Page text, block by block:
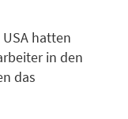
hatten
in den
das